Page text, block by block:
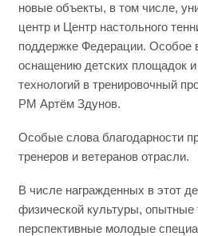
новые объекты, в том числе,
центр и Центр настольного
поддержке Федерации. Особое
оснащению детских площадок
технологий в тренировочный
РМ Артём Здунов.
Особые слова благодарности
тренеров и ветеранов отрасли.
В числе награжденных в этот
физической культуры, опытные
перспективные молодые